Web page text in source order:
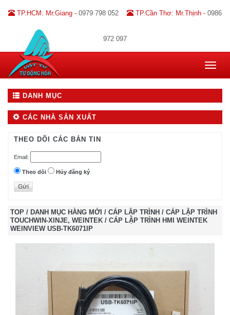
TP.HCM: Mr.Giang - 0979 798 052 TP.Cần Thơ: Mr.Thịnh - 0986
972 097
Toggle
DANH MỤC
CÁC NHÀ SẢN XUẤT
THEO DÕI CÁC BẢN TIN
Email:
Theo dõi Hủy đăng ký
TOP / DANH MỤC HÀNG MỚI / CÁP LẬP TRÌNH / CÁP LẬP TRÌNH
TOUCHWIN-XINJE, WEINTEK / CÁP LẬP TRÌNH HMI WEINTEK
WEINVIEW USB-TK6071IP